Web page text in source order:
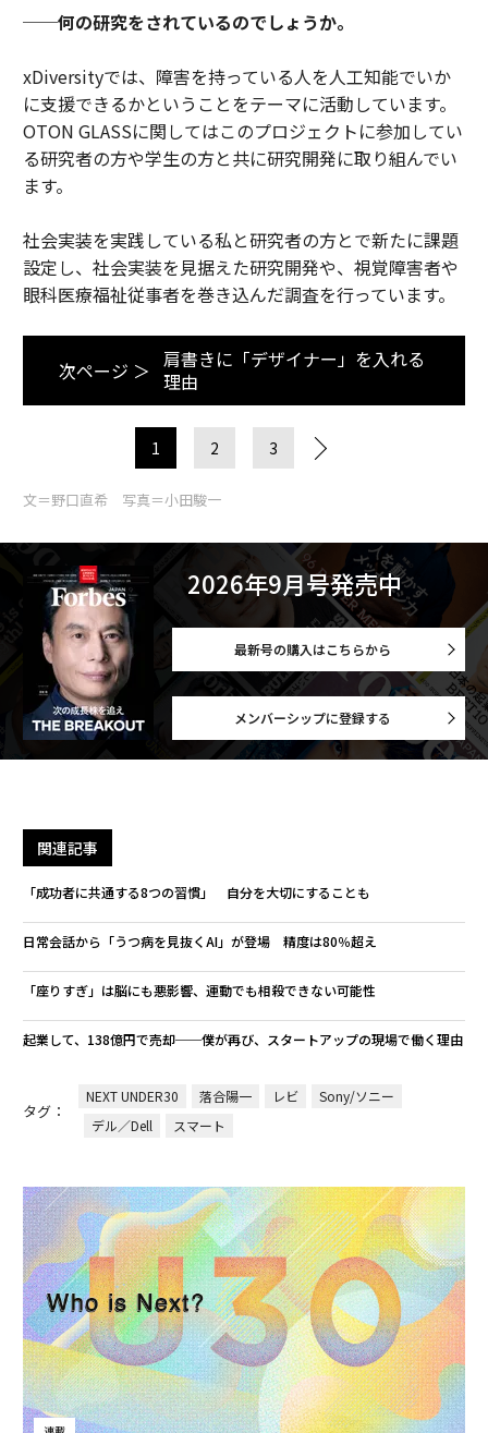
──何の研究をされているのでしょうか。
xDiversityでは、障害を持っている人を人工知能でいか
に支援できるかということをテーマに活動しています。
OTON GLASSに関してはこのプロジェクトに参加してい
る研究者の方や学生の方と共に研究開発に取り組んでい
ます。
社会実装を実践している私と研究者の方とで新たに課題
設定し、社会実装を見据えた研究開発や、視覚障害者や
眼科医療福祉従事者を巻き込んだ調査を行っています。
次ページ ＞ 肩書きに「デザイナー」を入れる
理由
1 2 3
文＝野口直希 写真＝小田駿一
2026年9月号発売中
最新号の購入はこちらから
メンバーシップに登録する
関連記事
「成功者に共通する8つの習慣」 自分を大切にすることも
日常会話から「うつ病を見抜くAI」が登場 精度は80％超え
「座りすぎ」は脳にも悪影響、運動でも相殺できない可能性
起業して、138億円で売却──僕が再び、スタートアップの現場で働く理由
タグ：
NEXT UNDER30 落合陽一 レビ
Sony/ソニー
デル／Dell
スマート